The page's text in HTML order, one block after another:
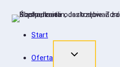
Start
Oferta